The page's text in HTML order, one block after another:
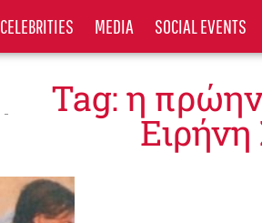
CELEBRITIES MEDIA SOCIAL EVENTS
Tag: η